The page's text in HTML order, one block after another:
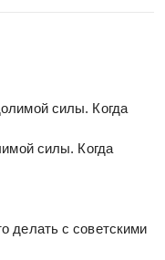
силы. Когда